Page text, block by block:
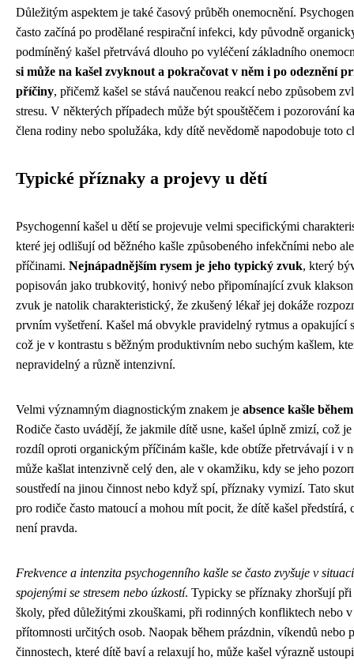
Důležitým aspektem je také časový průběh onemocnění.
často začíná po prodělané respirační infekci, kdy původně
podmíněný kašel přetrvává dlouho po vyléčení základního
si může na kašel zvyknout a pokračovat v něm i po odeznění
příčiny, přičemž kašel se stává naučenou reakcí nebo způsobem
stresu. V některých případech může být spouštěčem i pozorování
člena rodiny nebo spolužáka, kdy dítě nevědomě napodobuje toto
Typické příznaky a projevy u dětí
Psychogenní kašel u dětí se projevuje velmi specifickými
které jej odlišují od běžného kašle způsobeného infekčními nebo
příčinami. Nejnápadnějším rysem je jeho typický zvuk, který
popisován jako trubkovitý, honivý nebo připomínající zvuk
zvuk je natolik charakteristický, že zkušený lékař jej dokáže
prvním vyšetření. Kašel má obvykle pravidelný rytmus a opakující
což je v kontrastu s běžným produktivním nebo suchým kašlem,
nepravidelný a různě intenzivní.
Velmi významným diagnostickým znakem je absence kašle
Rodiče často uvádějí, že jakmile dítě usne, kašel úplně zmizí, což je
rozdíl oproti organickým příčinám kašle, kde obtíže přetrvávají i v
může kašlat intenzivně celý den, ale v okamžiku, kdy se jeho
soustředí na jinou činnost nebo když spí, příznaky vymizí. Tato
pro rodiče často matoucí a mohou mít pocit, že dítě kašel předstírá,
není pravda.
Frekvence a intenzita psychogenního kašle se často zvyšuje v
spojenými se stresem nebo úzkostí. Typicky se příznaky zhoršují při
školy, před důležitými zkouškami, při rodinných konfliktech nebo v
přítomnosti určitých osob. Naopak během prázdnin, víkendů nebo
činnostech, které dítě baví a relaxují ho, může kašel výrazně